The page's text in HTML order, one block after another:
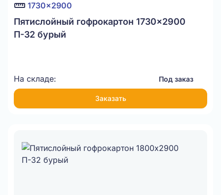
1730x2900
Пятислойный гофрокартон 1730x2900
П-32 бурый
На складе: Под заказ
Заказать